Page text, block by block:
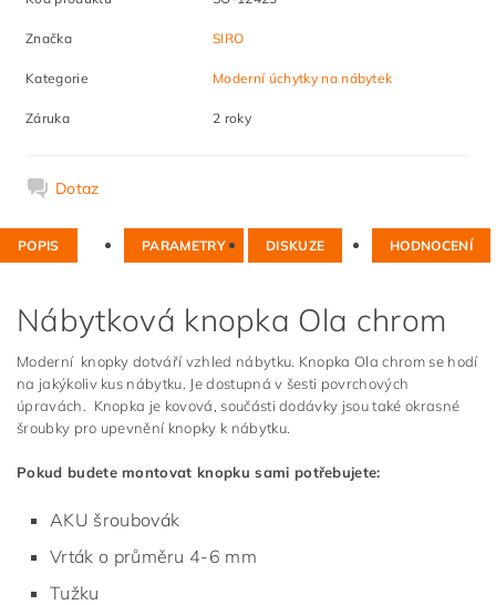
Značka SIRO
Kategorie Moderní úchytky na nábytek
Záruka 2 roky
Dotaz
POPIS PARAMETRY DISKUZE HODNOCENÍ
Nábytková knopka Ola chrom
Moderní knopky dotváří vzhled nábytku. Knopka Ola chrom se hodí
na jakýkoliv kus nábytku. Je dostupná v šesti povrchových
úpravách. Knopka je kovová, součásti dodávky jsou také okrasné
šroubky pro upevnění knopky k nábytku.
Pokud budete montovat knopku sami potřebujete:
AKU šroubovák
Vrták o průměru 4-6 mm
Tužku